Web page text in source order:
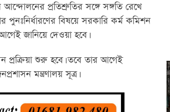
প্রতিশ্রুতির সঙ্গে সঙ্গতি রেখে
বিষয়ে সরকারি কর্ম কমিশন
জানিয়ে দেওয়া হবে।
শুরু হবে। তবে তার আগেই
মন্ত্রণালয় সূত্র।